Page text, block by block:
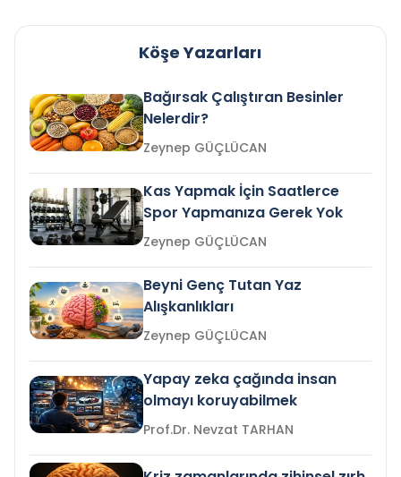
Köşe Yazarları
Bağırsak Çalıştıran Besinler
Nelerdir?
Zeynep GÜÇLÜCAN
Kas Yapmak İçin Saatlerce
Spor Yapmanıza Gerek Yok
Zeynep GÜÇLÜCAN
Beyni Genç Tutan Yaz
Alışkanlıkları
Zeynep GÜÇLÜCAN
Yapay zeka çağında insan
olmayı koruyabilmek
Prof.Dr. Nevzat TARHAN